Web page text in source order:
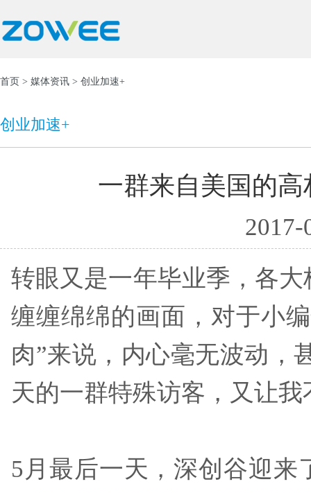
首页 > 媒体资讯 > 创业加速+
创业加速+
一群来自美国的
2017-
转眼又是一年毕业季，各大校
缠缠绵绵的画面，对于小
肉”来说，内心毫无波动，
天的一群特殊访客，又让我
5月最后一天，深创谷迎